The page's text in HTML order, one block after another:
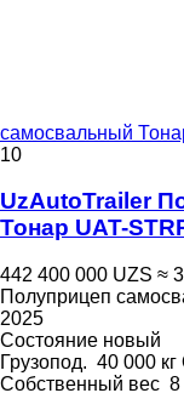
самосвальный
10
UzAutoTrailer
Тонар UAT-
442 400 000 UZS ≈
Полуприцеп
2025
Состояние новый
Грузопод. 40 000 кг
Собственный вес 8